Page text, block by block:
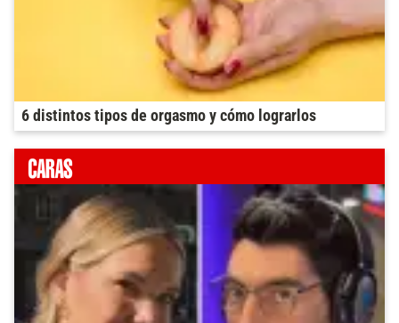
6 distintos tipos de orgasmo y cómo lograrlos